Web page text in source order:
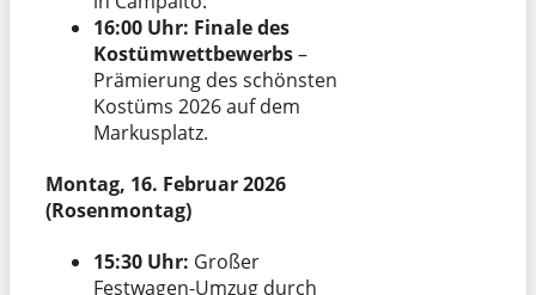
16:00 Uhr: Finale des
Kostümwettbewerbs–
Prämierung des schönsten
Kostüms 2026 auf dem
Markusplatz.
Montag, 16. Februar 2026
(Rosenmontag)
15:30 Uhr: Großer
Festwagen-Umzug durch